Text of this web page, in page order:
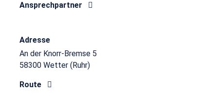
Ansprechpartner
Adresse
An der Knorr-Bremse 5
58300 Wetter (Ruhr)
Route